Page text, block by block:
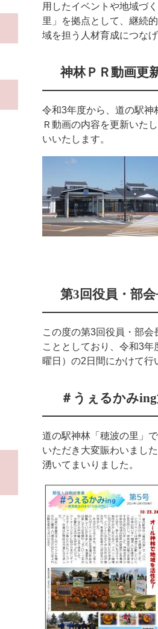
用したイベントや地域づ
里」を拠点として、継続
域を担う人材育成につなげ
神林ＰＲ動画更
令和3年度から、道の駅神
Ｒ動画の内容を更新いた
いいたします。
第3回役員・部
この度の第3回役員・部
こととしており、令和3
曜日）の2日間にかけて行
＃うぇるかみ
道の駅神林「穂波の里」
いただき大変賑わいまし
湧いてまいりました。